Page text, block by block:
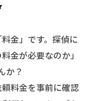
金」です。探偵に
金が必要なのか」
か？
料金を事前に確認